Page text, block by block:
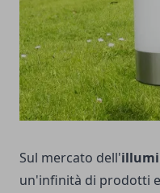
Sul mercato dell'
un'infinità di prodotti